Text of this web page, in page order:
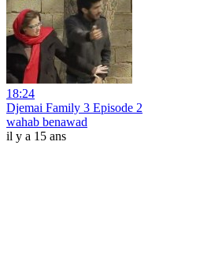
18:24
Djemai Family 3 Episode 2
wahab benawad
il y a 15 ans